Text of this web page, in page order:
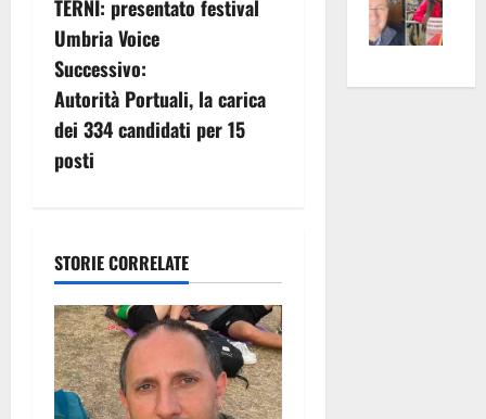
a
v
i
g
z
i
o
n
TERNI: presentato festival
Umbria Voice
Successivo:
Autorità Portuali, la carica
dei 334 candidati per 15
posti
STORIE CORRELATE
euro